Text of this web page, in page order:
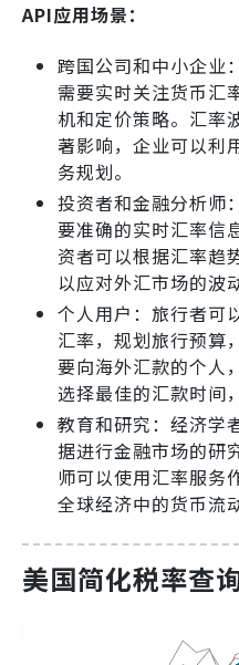
API应用场景：
跨国公司和中小企业
需要实时关注货币汇
机和定价策略。汇率
著影响，企业可以利
务规划。
投资者和金融分析师
要准确的实时汇率信
资者可以根据汇率趋
以应对外汇市场的波
个人用户：旅行者可
汇率，规划旅行预算
要向海外汇款的个人
选择最佳的汇款时间
教育和研究：经济学
据进行金融市场的研
师可以使用汇率服务
全球经济中的货币流
美国简化税率查